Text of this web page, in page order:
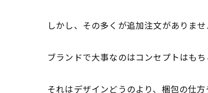
しかし、その多くが追加注文がありま
ブランドで大事なのはコンセプトはも
それはデザインどうのより、梱包の仕方